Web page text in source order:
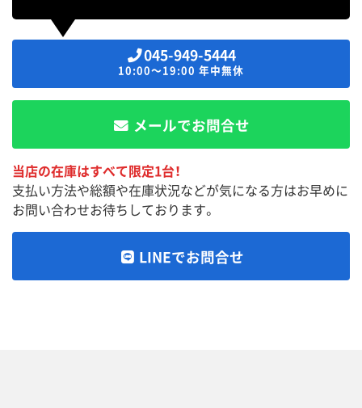
045-949-5444
10:00～19:00 年中無休
メールでお問合せ
当店の在庫はすべて限定1台！
支払い方法や総額や在庫状況などが気になる方はお早めに
お問い合わせお待ちしております。
LINEでお問合せ